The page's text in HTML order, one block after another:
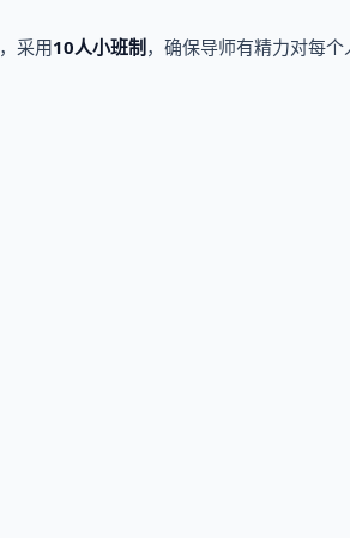
，采用10人小班制 ，确保导师有精力对每个